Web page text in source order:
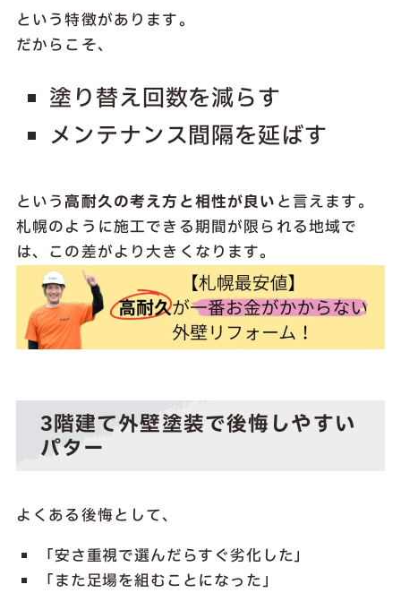
という特徴があります。
だからこそ、
塗り替え回数を減らす
メンテナンス間隔を延ばす
という高耐久の考え方と相性が良い と言えます。
札幌のように施工できる期間が限られる地域で
は、この差がより大きくなります。
3階建て外壁塗装で後悔しやすい
パター
よくある後悔として、
「安さ重視で選んだらすぐ劣化した」
「また足場を組むことになった」